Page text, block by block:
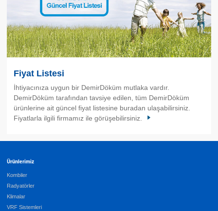
Fiyat Listesi
İhtiyacınıza uygun bir DemirDöküm mutlaka vardır.
DemirDöküm tarafından tavsiye edilen, tüm DemirDöküm
ürünlerine ait güncel fiyat listesine buradan ulaşabilirsiniz.
Fiyatlarla ilgili firmamız ile görüşebilirsiniz.
Ürünlerimiz
Kombiler
Radyatörler
Klimalar
VRF Sistemleri